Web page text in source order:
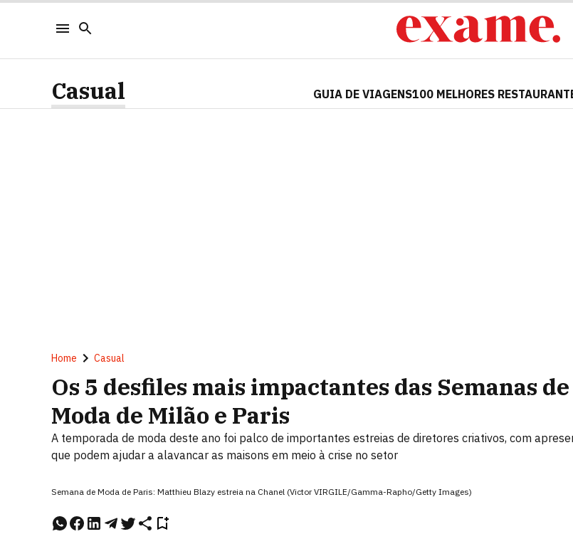
Casual GUIA DE VIAGENS100 MELHORES
Home Casual
Os 5 desfiles mais impactantes das Semanas de
Moda de Milão e Paris
A temporada de moda deste ano foi palco de importantes estreias de diretores criativos, com
que podem ajudar a alavancar as maisons em meio à crise no setor
Semana de Moda de Paris: Matthieu Blazy estreia na Chanel (Victor VIRGILE/Gamma-Rapho/Getty Images)